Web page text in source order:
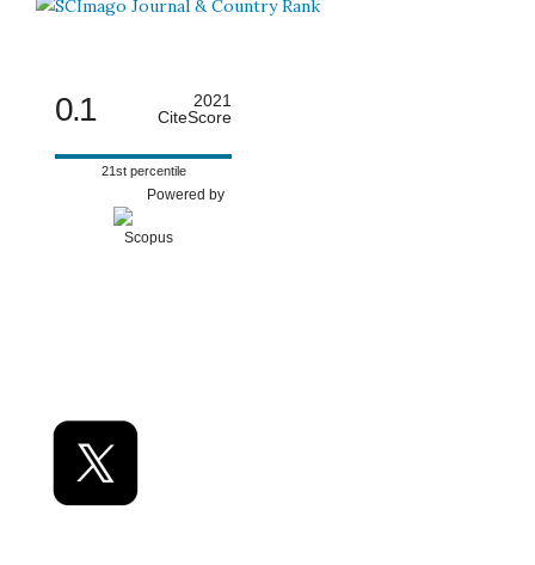
0.1
2021
CiteScore
21st percentile
Powered by